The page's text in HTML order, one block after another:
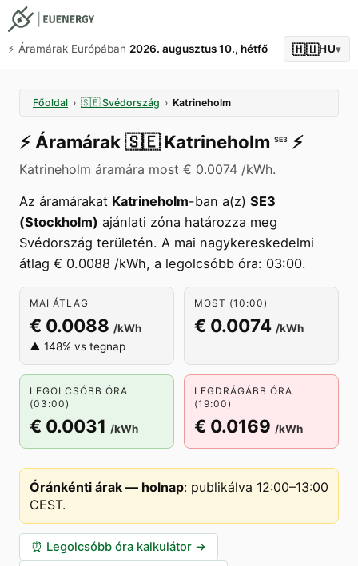
⚡️ Áramárak Európában 2026. augusztus 10., hétfő 🇭🇺HU▾
Főoldal › 🇸🇪 Svédország › Katrineholm
⚡️ Áramárak🇸🇪 Katrineholm SE3 ⚡️
Katrineholm áramára most € 0.0074 /kWh.
Az áramárakat Katrineholm-ban a(z) SE3
(Stockholm) ajánlati zóna határozza meg
Svédország területén. A mai nagykereskedelmi
átlag € 0.0088 /kWh, a legolcsóbb óra: 03:00.
MAI ÁTLAG
€ 0.0088 /kWh
▲ 148% vs tegnap
MOST (10:00)
€ 0.0074 /kWh
LEGOLCSÓBB ÓRA
(03:00)
€ 0.0031 /kWh
LEGDRÁGÁBB ÓRA
(19:00)
€ 0.0169 /kWh
Óránkénti árak — holnap: publikálva 12:00–13:00
CEST.
⏰ Legolcsóbb óra kalkulátor →